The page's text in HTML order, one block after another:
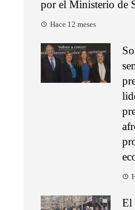
por el Ministerio de
Hace 12 meses
El